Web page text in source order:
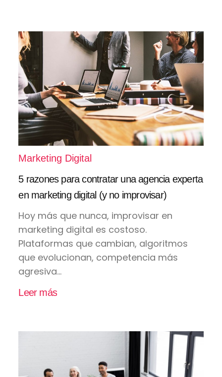
Marketing Digital
5 razones para contratar una agencia experta
en marketing digital (y no improvisar)
Hoy más que nunca, improvisar en
marketing digital es costoso.
Plataformas que cambian, algoritmos
que evolucionan, competencia más
agresiva...
Leer más